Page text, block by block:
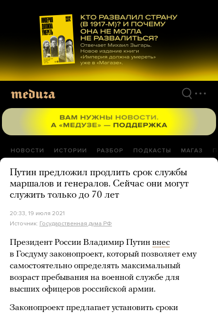
материалам
НОВОСТИ ИСТОРИИ РАЗБОР ПОДКАСТЫ МАГАЗ
Путин предложил продлить срок службы
маршалов и генералов. Сейчас они могут
служить только до 70 лет
20:33, 19 июля 2021
Источник: Государственная дума РФ
Президент России Владимир Путин внес
в Госдуму законопроект, который позволяет ему
самостоятельно определять максимальный
возраст пребывания на военной службе для
высших офицеров российской армии.
Законопроект предлагает установить сроки